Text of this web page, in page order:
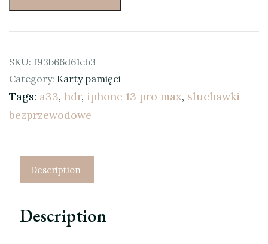
SKU: f93b66d61eb3
Category: Karty pamięci
Tags: a33, hdr, iphone 13 pro max, sluchawki
bezprzewodowe
Description
Description